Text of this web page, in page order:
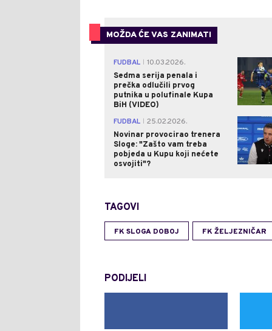
MOŽDA ĆE VAS ZANIMATI
FUDBAL
10.03.2026.
Sedma serija penala i
prečka odlučili prvog
putnika u polufinale Kupa
BiH (VIDEO)
FUDBAL
25.02.2026.
Novinar provocirao trenera
Sloge: "Zašto vam treba
pobjeda u Kupu koji nećete
osvojiti"?
TAGOVI
FK SLOGA DOBOJ FK ŽELJEZNIČAR
PODIJELI